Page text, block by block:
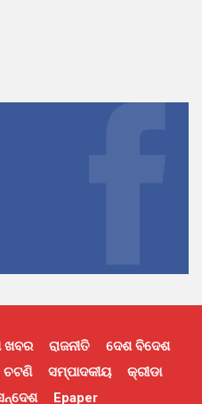
ଖବର ରାଜନୀତି
ଦେଶ ବିଦେଶ
ଚଟଣି ସମ୍ପାଦକୀୟ
କ୍ରୀଡା
Epaper